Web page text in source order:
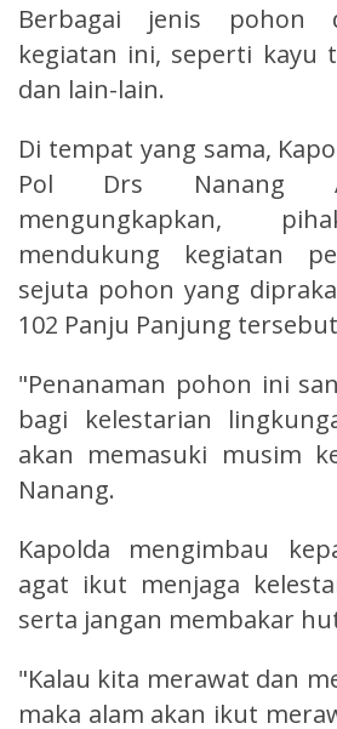
Berbagai jenis pohon
kegiatan ini, seperti kayu
dan lain-lain.
Di tempat yang sama,
Pol Drs Nanang
mengungkapkan,
mendukung kegiatan
sejuta pohon yang
102 Panju Panjung
"Penanaman pohon ini
bagi kelestarian
akan memasuki musim
Nanang.
Kapolda mengimbau
agat ikut menjaga
serta jangan membakar
"Kalau kita merawat dan
maka alam akan ikut